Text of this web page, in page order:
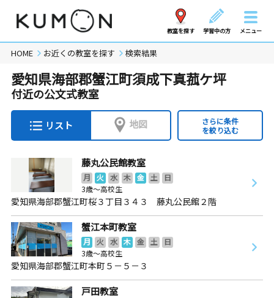
教室を探す 学習中の方 メニュー
HOME お近くの教室を探す 検索結果
愛知県海部郡蟹江町須成下真菰ケ坪
付近の公文式教室
リスト 地図
さらに条件
を絞り込む
藤丸公民館教室
月 火 水 木 金 土
日
3歳～高校生
愛知県海部郡蟹江町桜３丁目３４３ 藤丸公民館２階
蟹江本町教室
月 火 水 木 金 土
日
3歳～高校生
愛知県海部郡蟹江町本町５－５－３
戸田教室